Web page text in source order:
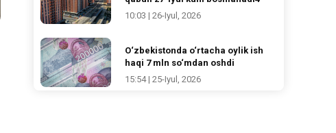
10:03 | 26-Iyul, 2026
O‘zbekistonda o‘rtacha oylik ish
haqi 7 mln so‘mdan oshdi
15:54 | 25-Iyul, 2026